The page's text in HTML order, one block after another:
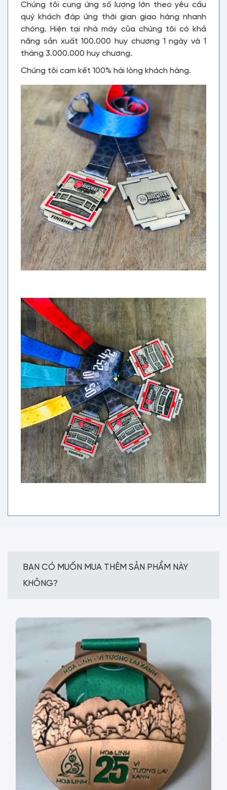
Chúng tôi cung ứng số lượng lớn theo yêu cầu
quý khách đáp ứng thời gian giao hàng nhanh
chóng. Hiện tại nhà máy của chúng tôi có khả
năng sản xuất 100.000 huy chương 1 ngày và 1
tháng 3.000.000 huy chương.
Chúng tôi cam kết 100% hài lòng khách hàng.
BẠN CÓ MUỐN MUA THÊM SẢN PHẨM NÀY
KHÔNG?